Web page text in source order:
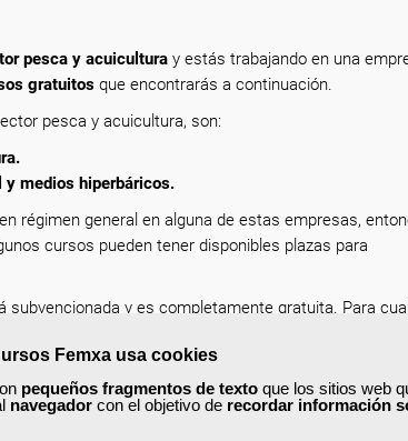
Femxa usa cookies
pequeños fragmentos de texto que los sitios web
navegador con el objetivo de recordar información
pesca y acuicultura y estás trabajando en una
gratuitos que encontrarás a continuación.
pesca y acuicultura, son:
y medios hiperbáricos.
régimen general en alguna de estas empresas,
cursos pueden tener disponibles plazas para
subvencionada y es completamente gratuita. Para
con tus datos actualizados, de esta forma encontrarás
y solicitar plaza en un clic.